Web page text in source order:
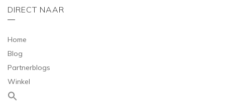
DIRECT NAAR
Home
Blog
Partnerblogs
Winkel